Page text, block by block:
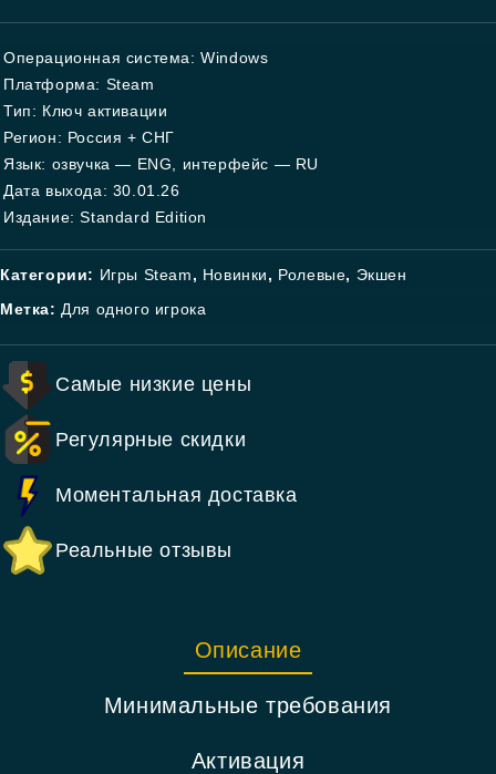
Операционная система: Windows
Платформа: Steam
Тип: Ключ активации
Регион: Россия + СНГ
Язык: озвучка — ENG, интерфейс — RU
Дата выхода: 30.01.26
Издание: Standard Edition
Категории: Игры Steam, Новинки, Ролевые, Экшен
Метка: Для одного игрока
Самые низкие цены
Регулярные скидки
Моментальная доставка
Реальные отзывы
Описание
Минимальные требования
Активация